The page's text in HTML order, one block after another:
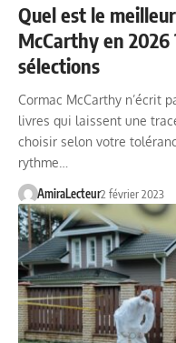
Quel est le
McCarthy en 2026
sélections
Cormac McCarthy n’écrit
livres qui laissent une
choisir selon votre
rythme…
AmiraLecteur2 février 2023